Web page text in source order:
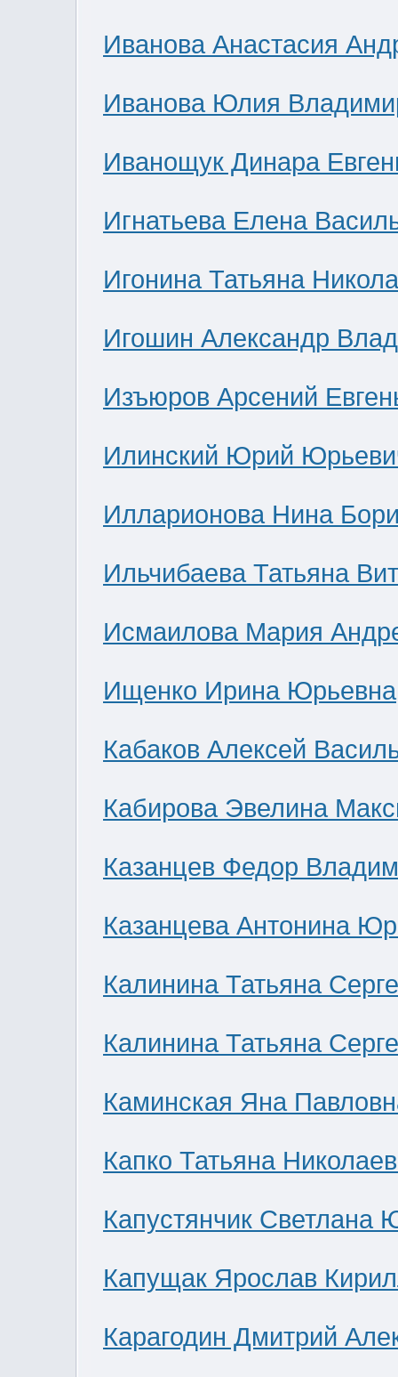
Иванова Анастасия
Иванова Юлия
Иванощук Динара
Игнатьева Елена
Игонина Татьяна
Игошин Александр
Изъюров Арсений
Илинский Юрий
Илларионова Нина
Ильчибаева Татьяна
Исмаилова Мария
Ищенко Ирина Юрьевна
Кабаков Алексей
Кабирова Эвелина
Казанцев Федор
Казанцева Антонина
Калинина Татьяна
Калинина Татьяна
Каминская Яна
Капко Татьяна
Капустянчик Светлана
Капущак Ярослав
Карагодин Дмитрий